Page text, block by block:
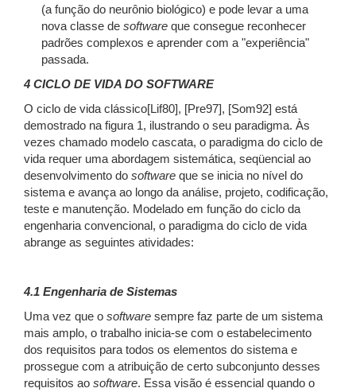
(a função do neurônio biológico) e pode levar a uma
nova classe desoftware que consegue reconhecer
padrões complexos e aprender com a "experiência"
passada.
4 CICLO DE VIDA DO SOFTWARE
O ciclo de vida clássico[Lif80], [Pre97], [Som92] está
demostrado na figura 1, ilustrando o seu paradigma. Às
vezes chamado modelo cascata, o paradigma do ciclo de
vida requer uma abordagem sistemática, seqüencial ao
desenvolvimento do software que se inicia no nível do
sistema e avança ao longo da análise, projeto, codificação,
teste e manutenção. Modelado em função do ciclo da
engenharia convencional, o paradigma do ciclo de vida
abrange as seguintes atividades:
4.1 Engenharia de Sistemas
Uma vez que o software sempre faz parte de um sistema
mais amplo, o trabalho inicia-se com o estabelecimento
dos requisitos para todos os elementos do sistema e
prossegue com a atribuição de certo subconjunto desses
requisitos ao software. Essa visão é essencial quando o